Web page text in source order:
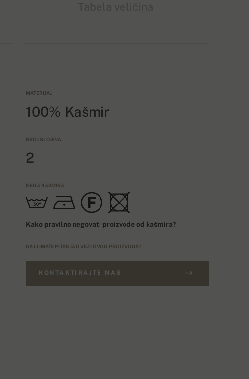
MATERIJAL
100% Kašmir
BROJ SLOJEVA
2
NEGA KAŠMIRA
Kako pravilno negovati proizvode od kašmira?
DA LI IMATE PITANJA U VEZI OVOG PROIZVODA?
KONTAKTIRAJTE NAS